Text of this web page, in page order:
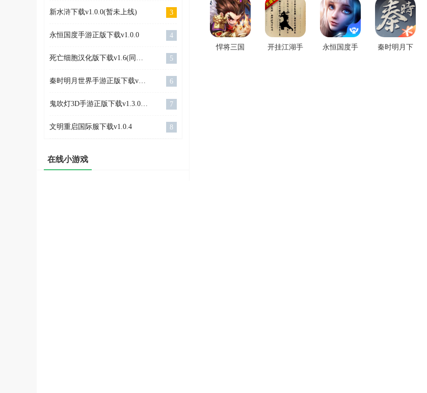
新水浒下载v1.0.0(暂未上线) 3
永恒国度手游正版下载v1.0.0 4
死亡细胞汉化版下载v1.6(同步巨人的崛起) 5
秦时明月世界手游正版下载v1.00.0公测版(附资源包预下载) 6
鬼吹灯3D手游正版下载v1.3.0.0安卓版 7
文明重启国际服下载v1.0.4 8
在线小游戏
载v1.0.0变态
版
载v1.0.18正
版
上线)
v1.0.0
悍将三国
开挂江湖手
永恒国度手
秦时明月下